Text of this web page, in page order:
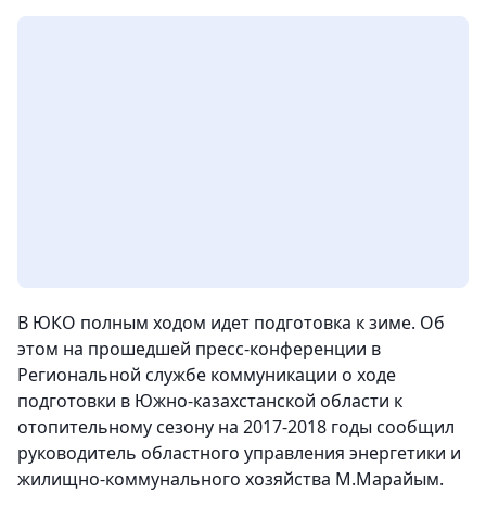
В ЮКО полным ходом идет подготовка к зиме. Об
этом на прошедшей пресс-конференции в
Региональной службе коммуникации о ходе
подготовки в Южно-казахстанской области к
отопительному сезону на 2017-2018 годы сообщил
руководитель областного управления энергетики и
жилищно-коммунального хозяйства М.Марайым.